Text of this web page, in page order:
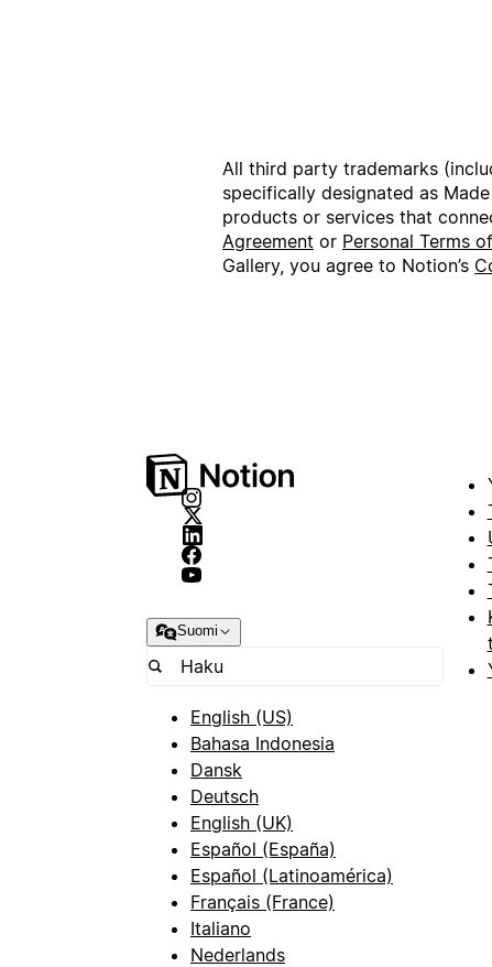
All third party trademarks
specifically designated as
products or services that
Agreement or Personal Terms
Gallery, you agree to Notion’s
Suomi
English (US)
Bahasa Indonesia
Dansk
Deutsch
English (UK)
Español (España)
Español (Latinoamérica)
Français (France)
Italiano
Nederlands